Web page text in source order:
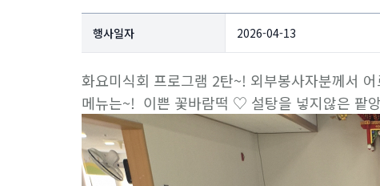
행사일자 2026-04-13
화요미식회 프로그램 2탄~! 외부봉사자분께서
메뉴는~! 이쁜 꽃바람떡 ♡ 설탕을 넣지않은 팥